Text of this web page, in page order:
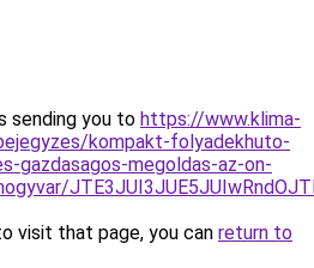
sending you to https://www.klima-
kompakt-folyadekhuto-
gazdasagos-megoldas-az-on-
visit that page, you can return to